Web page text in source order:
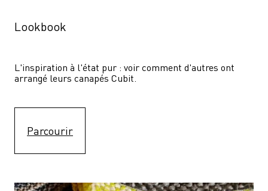
Lookbook
L'inspiration à l'état pur : voir comment d'autres ont
arrangé leurs canapés Cubit.
Parcourir